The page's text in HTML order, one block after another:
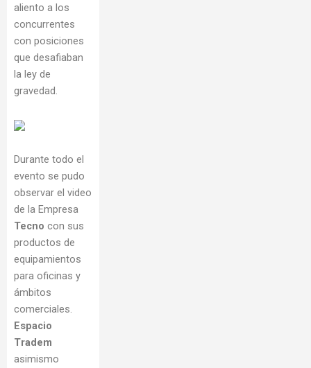
aliento a los
concurrentes
con posiciones
que desafiaban
la ley de
gravedad.
Durante todo el
evento se pudo
observar el video
de la Empresa
Tecno con sus
productos de
equipamientos
para oficinas y
ámbitos
comerciales.
Espacio
Tradem
asimismo